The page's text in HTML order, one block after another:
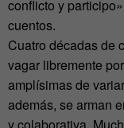
conflicto y
cuentos.
Cuatro décadas de
vagar libremente
amplísimas de
además, se arman
y colaborativa.